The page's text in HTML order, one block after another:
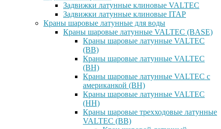
Задвижки латунные клиновые VALTEC
Задвижки латунные клиновые ITAP
Краны шаровые латунные для воды
Краны шаровые латунные VALTEC (BASE)
Краны шаровые латунные VALTEC
(ВВ)
Краны шаровые латунные VALTEC
(ВН)
Краны шаровые латунные VALTEC с
американкой (ВН)
Краны шаровые латунные VALTEC
(НН)
Краны шаровые трехходовые латунные
VALTEC (ВВ)